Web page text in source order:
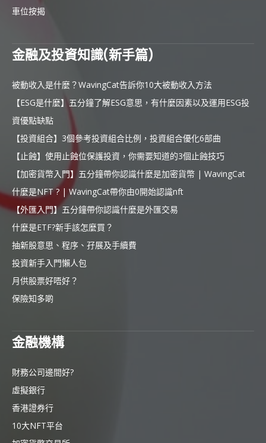
車位按揭
金融及投資知識(新手篇)
被動收入是什麼？WavingCat告訴你10大被動收入方法
【ESG是什麼】五分鐘了解ESG意思，有什麼因素以及運用ESG投
資優點缺點
【投資組合】3個參考投資組合比例，投資組合優化6部曲
【止蝕】使用止蝕位保護投資，你需要知道的3個止蝕技巧
【加密貨幣入門】五分鐘帶你認識什麼是加密貨幣 | WavingCat
什麼是NFT ? | WavingCat帶你由0開始認識nft
【外匯入門】五分鐘帶你認識什麼是外匯交易
什麼是ETF?新手該怎麼買？
抽新股意思、程序、孖展及手續費
投資新手入門懶人包
月供股票好唔好？
保險知多啲
金融機構
財務公司邊間好?
虛擬銀行
香港證券行
10大NFT平台